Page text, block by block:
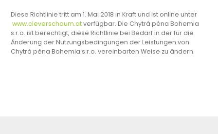
Diese Richtlinie tritt am 1. Mai 2018 in Kraft und ist online unter
www.cleverschaum.atverfügbar. Die Chytrá péna Bohemia
s.r.o. ist berechtigt, diese Richtlinie bei Bedarf in der für die
Änderung der Nutzungsbedingungen der Leistungen von
Chytrá pěna Bohemia s.r.o. vereinbarten Weise zu ändern.